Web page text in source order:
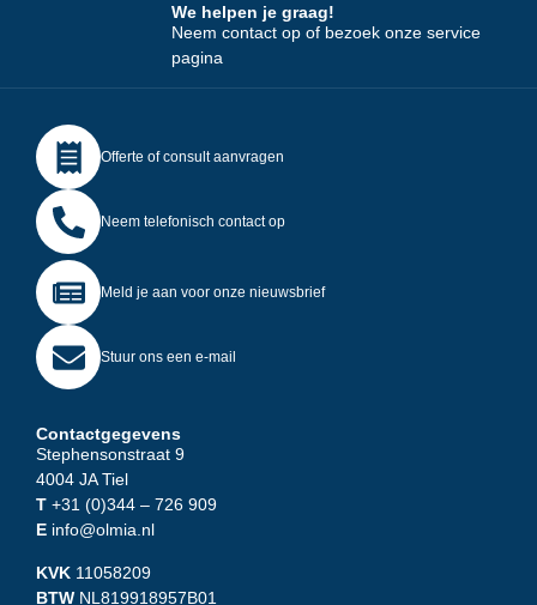
We helpen je graag!
Neem contact op of bezoek onzeservice
pagina
Offerte of consult aanvragen
Neem telefonisch contact op
Meld je aan voor onze nieuwsbrief
Stuur ons een e-mail
Contactgegevens
Stephensonstraat 9
4004 JA Tiel
T +31 (0)344 – 726 909
E info@olmia.nl
KVK 11058209
BTW NL819918957B01